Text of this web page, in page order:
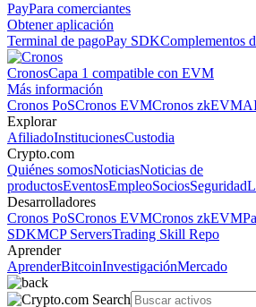
PayPara comerciantes
Obtener aplicación
Terminal de pagoPay SDKComplementos
CronosCapa 1 compatible con EVM
Más información
Cronos PoSCronos EVMCronos zkEVM
Explorar
AfiliadoInstitucionesCustodia
Crypto.com
Quiénes somosNoticiasNoticias de
productosEventosEmpleoSociosSeguridad
Desarrolladores
Cronos PoSCronos EVMCronos zkEVM
SDKMCP ServersTrading Skill Repo
Aprender
AprenderBitcoinInvestigaciónMercado